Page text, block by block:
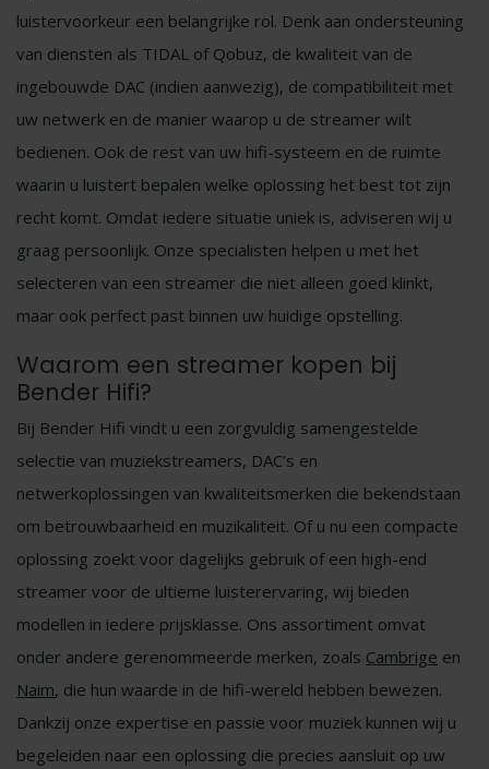
luistervoorkeur een belangrijke rol. Denk aan ondersteuning
van diensten als TIDAL of Qobuz, de kwaliteit van de
ingebouwde DAC (indien aanwezig), de compatibiliteit met
uw netwerk en de manier waarop u de streamer wilt
bedienen. Ook de rest van uw hifi-systeem en de ruimte
waarin u luistert bepalen welke oplossing het best tot zijn
recht komt. Omdat iedere situatie uniek is, adviseren wij u
graag persoonlijk. Onze specialisten helpen u met het
selecteren van een streamer die niet alleen goed klinkt,
maar ook perfect past binnen uw huidige opstelling.
Waarom een streamer kopen bij
Bender Hifi?
Bij Bender Hifi vindt u een zorgvuldig samengestelde
selectie van muziekstreamers, DAC’s en
netwerkoplossingen van kwaliteitsmerken die bekendstaan
om betrouwbaarheid en muzikaliteit. Of u nu een compacte
oplossing zoekt voor dagelijks gebruik of een high-end
streamer voor de ultieme luisterervaring, wij bieden
modellen in iedere prijsklasse. Ons assortiment omvat
onder andere gerenommeerde merken, zoals Cambrige en
Naim, die hun waarde in de hifi-wereld hebben bewezen.
Dankzij onze expertise en passie voor muziek kunnen wij u
begeleiden naar een oplossing die precies aansluit op uw